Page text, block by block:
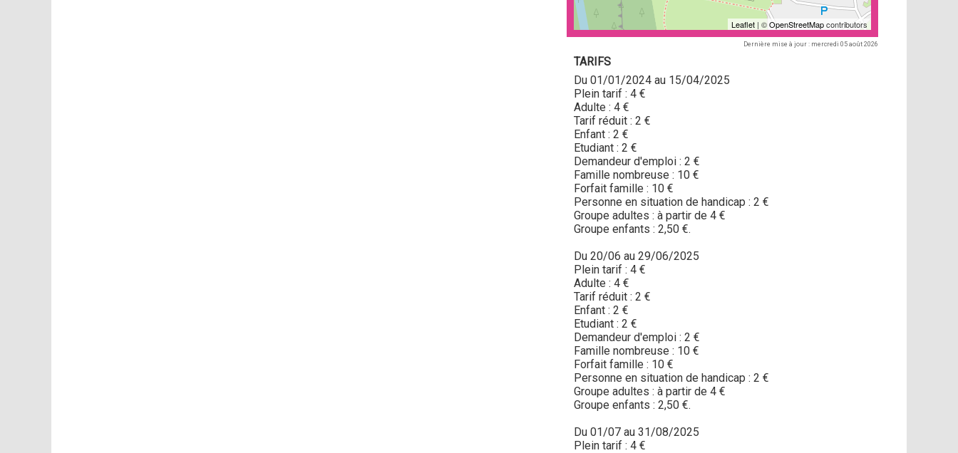
Leaflet| ©OpenStreetMapcontributors
Dernière mise à jour : mercredi 05 août 2026
TARIFS
Du 01/01/2024 au 15/04/2025
Plein tarif : 4 €
Adulte : 4 €
Tarif réduit : 2 €
Enfant : 2 €
Etudiant : 2 €
Demandeur d'emploi : 2 €
Famille nombreuse : 10 €
Forfait famille : 10 €
Personne en situation de handicap : 2 €
Groupe adultes : à partir de 4 €
Groupe enfants : 2,50 €.
Du 20/06 au 29/06/2025
Plein tarif : 4 €
Adulte : 4 €
Tarif réduit : 2 €
Enfant : 2 €
Etudiant : 2 €
Demandeur d'emploi : 2 €
Famille nombreuse : 10 €
Forfait famille : 10 €
Personne en situation de handicap : 2 €
Groupe adultes : à partir de 4 €
Groupe enfants : 2,50 €.
Du 01/07 au 31/08/2025
Plein tarif : 4 €